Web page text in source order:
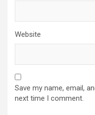
Website
Save my name, email,
next time I comment.